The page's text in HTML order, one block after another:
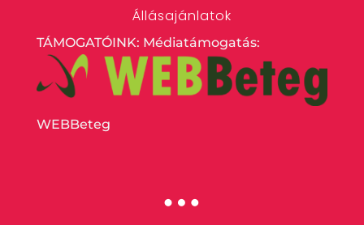
Állásajánlatok
TÁMOGATÓINK: Médiatámogatás:
WEBBeteg
…